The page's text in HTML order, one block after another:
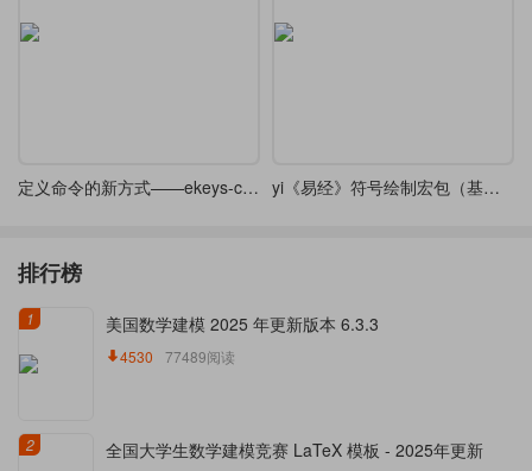
定义命令的新方式——ekeys-cmd yi《易经》符号绘制宏包（基于l3coffins和l3draw实现）
排行榜
1 美国数学建模 2025 年更新版本 6.3.3
4530 77489阅读
2 全国大学生数学建模竞赛 LaTeX 模板 - 2025年更新